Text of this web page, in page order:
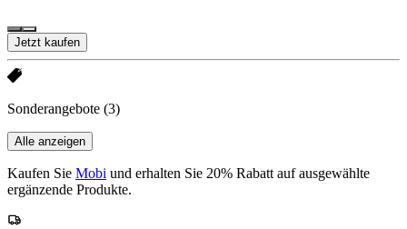
Jetzt kaufen
Sonderangebote (3)
Alle anzeigen
Kaufen Sie Mobi und erhalten Sie 20% Rabatt auf ausgewählte
ergänzende Produkte.